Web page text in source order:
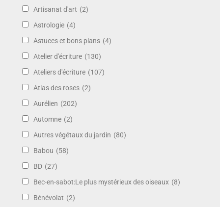
Artisanat d'art (2)
Astrologie (4)
Astuces et bons plans (4)
Atelier d'écriture (130)
Ateliers d'écriture (107)
Atlas des roses (2)
Aurélien (202)
Automne (2)
Autres végétaux du jardin (80)
Babou (58)
BD (27)
Bec-en-sabot:Le plus mystérieux des oiseaux (8)
Bénévolat (2)